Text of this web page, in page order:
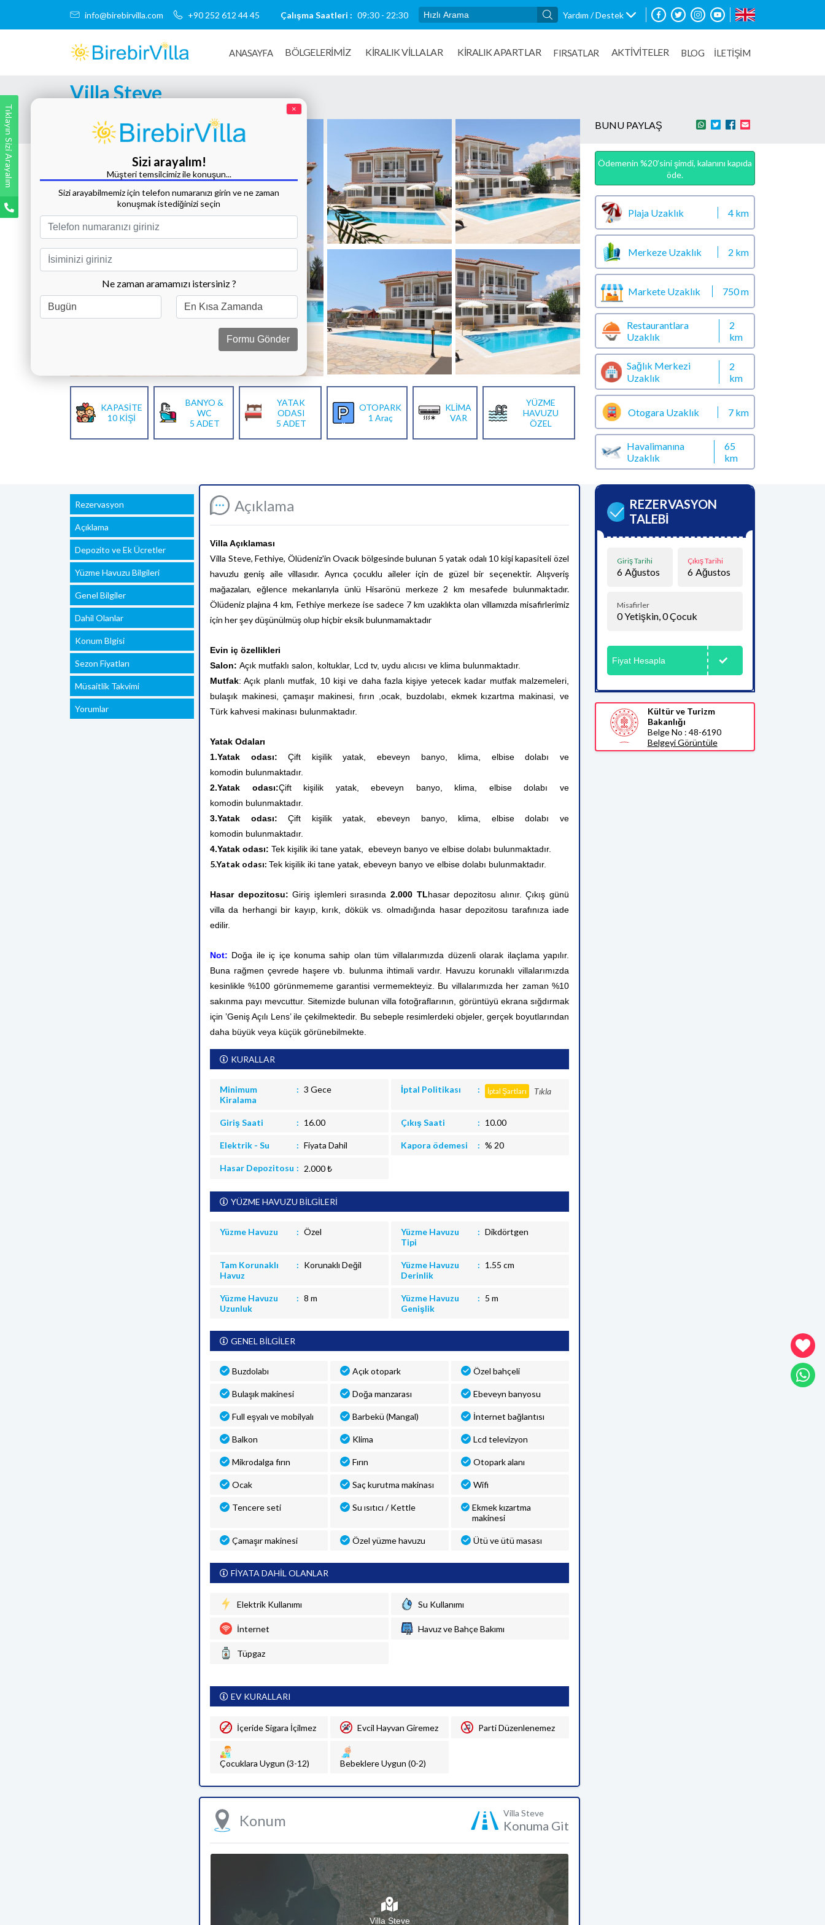
info@birebirvilla.com +90 252 612 44 45 Çalışma Saatleri : 09:30 - 22:30 Yardım / Destek
ANASAYFA BÖLGELERİMİZ KIRALIK VILLALAR KİRALIK APARTLAR FIRSATLAR AKTİVİTELER BLOG İLETİŞİM
Villa Steve
Tüm Fotoğrafları Göster
KAPASİTE
10 KİŞİ
BANYO &
WC
5 ADET
YATAK
ODASI
5 ADET
OTOPARK
1 Araç
KLİMA
VAR
YÜZME
HAVUZU
ÖZEL
BUNU PAYLAŞ
Ödemenin %20’sini şimdi, kalanını kapıda
öde.
Plaja Uzaklık 4 km
Merkeze Uzaklık 2 km
Markete Uzaklık 750 m
Restaurantlara
Uzaklık
2
km
Sağlık Merkezi
Uzaklık
2
km
Otogara Uzaklık 7 km
Havalimanına
Uzaklık
65
km
Rezervasyon
Açıklama
Depozito ve Ek Ücretler
Yüzme Havuzu Bilgileri
Genel Bilgiler
Dahil Olanlar
Konum Blgisi
Sezon Fiyatları
Müsaitlik Takvimi
Yorumlar
Açıklama
Villa Açıklaması
Villa Steve, Fethiye, Ölüdeniz'in Ovacık bölgesinde bulunan 5 yatak odalı 10 kişi kapasiteli özel
havuzlu geniş aile villasıdır. Ayrıca çocuklu aileler için de güzel bir seçenektir. Alışveriş
mağazaları, eğlence mekanlarıyla ünlü Hisarönü merkeze 2 km mesafede bulunmaktadır.
Ölüdeniz plajına 4 km, Fethiye merkeze ise sadece 7 km uzaklıkta olan villamızda misafirlerimiz
için her şey düşünülmüş olup hiçbir eksik bulunmamaktadır
Evin iç özellikleri
Salon: Açık mutfaklı salon, koltuklar, Lcd tv, uydu alıcısı ve klima bulunmaktadır.
Mutfak: Açık planlı mutfak, 10 kişi ve daha fazla kişiye yetecek kadar mutfak malzemeleri,
bulaşık makinesi, çamaşır makinesi, fırın ,ocak, buzdolabı, ekmek kızartma makinasi, ve
Türk kahvesi makinası bulunmaktadır.
Yatak Odaları
1.Yatak odası:Çift kişilik yatak , ebeveyn banyo, klima, elbise dolabı ve
komodin bulunmaktadır.
2.Yatak odası:Çift kişilik yatak, ebeveyn banyo, klima, elbise dolabı ve
komodin bulunmaktadır.
3.Yatak odası:Çift kişilik yatak , ebeveyn banyo, klima, elbise dolabı ve
komodin bulunmaktadır.
4.Yatak odası: Tek kişilik iki tane yatak, ebeveyn banyo ve elbise dolabı bulunmaktadır.
5.Yatak odası: Tek kişilik iki tane yatak, ebeveyn banyo ve elbise dolabı bulunmaktadır.
Hasar depozitosu: Giriş işlemleri sırasında2.000 TLhasar depozitosu alınır. Çıkış günü
villa da herhangi bir kayıp, kırık, dökük vs. olmadığında hasar depozitosu tarafınıza iade
edilir.
Not: Doğa ile iç içe konuma sahip olan tüm villalarımızda düzenli olarak ilaçlama yapılır.
Buna rağmen çevrede haşere vb. bulunma ihtimali vardır. Havuzu korunaklı villalarımızda
kesinlikle %100 görünmememe garantisi vermemekteyiz. Bu villalarımızda her zaman %10
sakınma payı mevcuttur. Sitemizde bulunan villa fotoğraflarının, görüntüyü ekrana sığdırmak
için ’Geniş Açılı Lens’ ile çekilmektedir. Bu sebeple resimlerdeki objeler, gerçek boyutlarından
daha büyük veya küçük görünebilmekte.
KURALLAR
Minimum
Kiralama
3 Gece İptal Politikası İptal Şartları Tıkla
Giriş Saati 16.00 Çıkış Saati 10.00
Elektrik - Su Fiyata Dahil Kapora ödemesi % 20
Hasar Depozitosu 2.000 ₺
YÜZME HAVUZU BİLGİLERİ
Yüzme Havuzu Özel
Yüzme Havuzu
Tipi
Dikdörtgen
Tam Korunaklı
Havuz
Korunaklı Değil
Yüzme Havuzu
Derinlik
1.55 cm
Yüzme Havuzu
Uzunluk
8 m
Yüzme Havuzu
Genişlik
5 m
GENEL BİLGİLER
Buzdolabı Açık otopark Özel bahçeli
Bulaşık makinesi Doğa manzarası Ebeveyn banyosu
Full eşyalı ve mobilyalı Barbekü (Mangal) İnternet bağlantısı
Balkon Klima Lcd televizyon
Mikrodalga fırın Fırın Otopark alanı
Ocak Saç kurutma makinası Wifi
Tencere seti Su ısıtıcı / Kettle
Ekmek kızartma
makinesi
Çamaşır makinesi Özel yüzme havuzu Ütü ve ütü masası
FİYATA DAHİL OLANLAR
Elektrik Kullanımı Su Kullanımı
İnternet Havuz ve Bahçe Bakımı
Tüpgaz
EV KURALLARI
İçeride Sigara İçilmez Evcil Hayvan Giremez Parti Düzenlenemez
Çocuklara Uygun (3-12) Bebeklere Uygun (0-2)
Konum Villa Steve
Konuma Git
Villa Steve
REZERVASYON
TALEBİ
Giriş Tarihi
6 Ağustos
Çıkış Tarihi
6 Ağustos
Misafirler
0Yetişkin,0Çocuk
Fiyat Hesapla
Kültür ve Turizm
Bakanlığı
Belge No : 48-6190
Belgeyi Görüntüle
Tıklayın Sizi Arayalım ×
Sizi arayalım!
Müşteri temsilcimiz ile konuşun...
Sizi arayabilmemiz için telefon numaranızı girin ve ne zaman
konuşmak istediğinizi seçin
Ne zaman aramamızı istersiniz ?
Formu Gönder